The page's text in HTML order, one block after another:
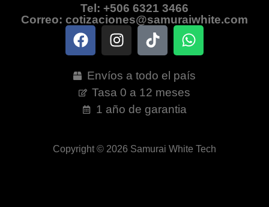
Tel: +506 6321 3466
Correo: cotizaciones@samuraiwhite.com
Envíos a todo el país
Tasa 0 a 12 meses
1 año de garantia
Copyright © 2026 Samurai White Tech